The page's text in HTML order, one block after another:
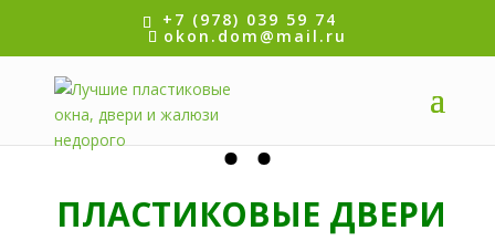
+7 (978) 039 59 74
okon.dom@mail.ru
ПЛАСТИКОВЫЕ ДВЕРИ